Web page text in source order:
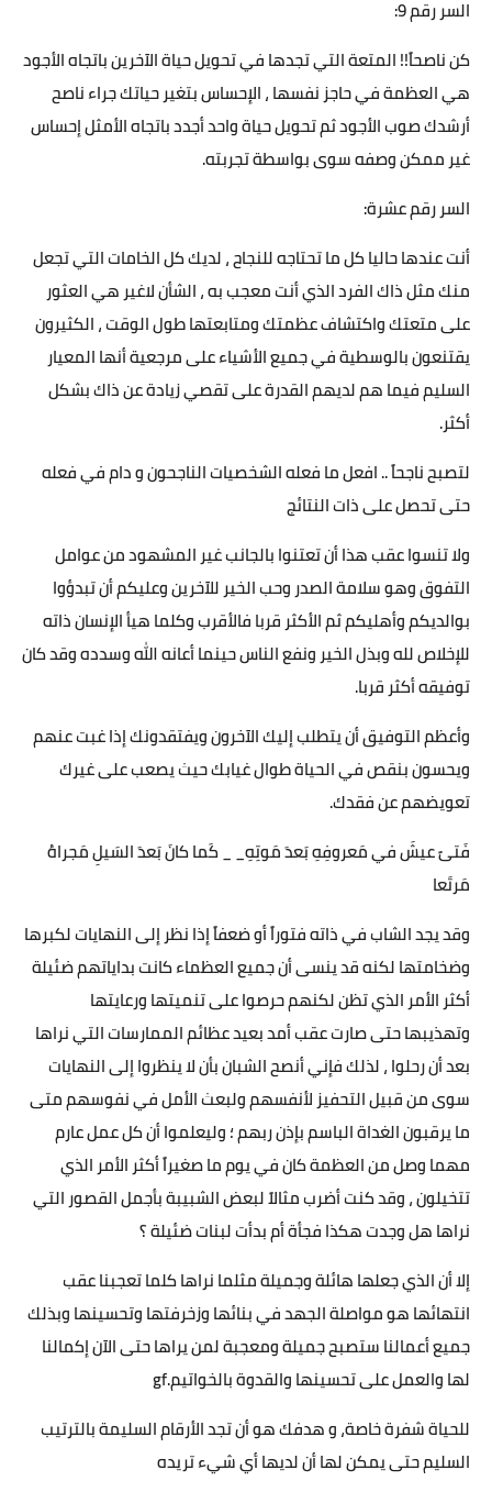
السر رقم 9:
كن ناصحاً!! المتعة التي تجدها في تحويل حياة الآخرين باتجاه الأجود
هي العظمة في حاجز نفسها ، الإحساس بتغير حياتك جراء ناصح
أرشدك صوب الأجود ثم تحويل حياة واحد أجدد باتجاه الأمثل إحساس
غير ممكن وصفه سوى بواسطة تجربته.
السر رقم عشرة:
أنت عندها حاليا كل ما تحتاجه للنجاح ، لديك كل الخامات التي تجعل
منك مثل ذاك الفرد الذي أنت معجب به ، الشأن لاغير هي العثور
على متعتك واكتشاف عظمتك ومتابعتها طول الوقت ، الكثيرون
يقتنعون بالوسطية في جميع الأشياء على مرجعية أنها المعيار
السليم فيما هم لديهم القدرة على تقصي زيادة عن ذاك بشكل
أكثر.
لتصبح ناجحاً .. افعل ما فعله الشخصيات الناجحون و دام في فعله
حتى تحصل على ذات النتائج
ولا تنسوا عقب هذا أن تعتنوا بالجانب غير المشهود من عوامل
التفوق وهو سلامة الصدر وحب الخير للآخرين وعليكم أن تبدؤوا
بوالديكم وأهليكم ثم الأكثر قربا فالأقرب وكلما هيأ الإنسان ذاته
للإخلاص لله وبذل الخير ونفع الناس حينما أعانه الله وسدده وقد كان
توفيقه أكثر قربا.
وأعظم التوفيق أن يتطلب إليك الآخرون ويفتقدونك إذا غبت عنهم
ويحسون بنقص في الحياة طوال غيابك حيث يصعب على غيرك
تعويضهم عن فقدك.
فَتىً عيشَ في مَعروفِهِ بَعدَ مَوتِهِ_ _ كَما كانَ بَعدَ السَيلِ مَجراهُ
مَرتَعا
وقد يجد الشاب في ذاته فتوراً أو ضعفاً إذا نظر إلى النهايات لكبرها
وضخامتها لكنه قد ينسى أن جميع العظماء كانت بداياتهم ضئيلة
أكثر الأمر الذي تظن لكنهم حرصوا على تنميتها ورعايتها
وتهذيبها حتى صارت عقب أمد بعيد عظائم الممارسات التي نراها
بعد أن رحلوا ، لذلك فإني أنصح الشبان بأن لا ينظروا إلى النهايات
سوى من قبيل التحفيز لأنفسهم ولبعث الأمل في نفوسهم متى
ما يرقبون الغداة الباسم بإذن ربهم ؛ وليعلموا أن كل عمل عارم
مهما وصل من العظمة كان في يوم ما صغيراً أكثر الأمر الذي
تتخيلون ، وقد كنت أضرب مثالاً لبعض الشبيبة بأجمل القصور التي
نراها هل وجدت هكذا فجأة أم بدأت لبنات ضئيلة ؟
إلا أن الذي جعلها هائلة وجميلة مثلما نراها كلما تعجبنا عقب
انتهائها هو مواصلة الجهد في بنائها وزخرفتها وتحسينها وبذلك
جميع أعمالنا ستصبح جميلة ومعجبة لمن يراها حتى الآن إكمالنا
لها والعمل على تحسينها والقدوة بالخواتيم.gf
للحياة شفرة خاصة، و هدفك هو أن تجد الأرقام السليمة بالترتيب
السليم حتى يمكن لها أن لديها أي شيء تريده